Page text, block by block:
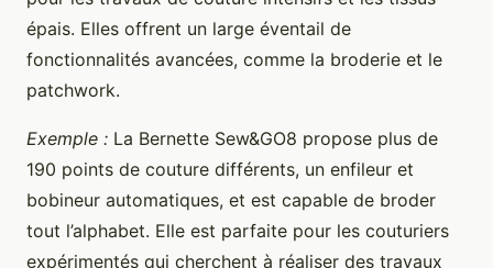
épais. Elles offrent un large éventail de
fonctionnalités avancées, comme la broderie et le
patchwork.
Exemple : La Bernette Sew&GO8 propose plus de
190 points de couture différents, un enfileur et
bobineur automatiques, et est capable de broder
tout l’alphabet. Elle est parfaite pour les couturiers
expérimentés qui cherchent à réaliser des travaux